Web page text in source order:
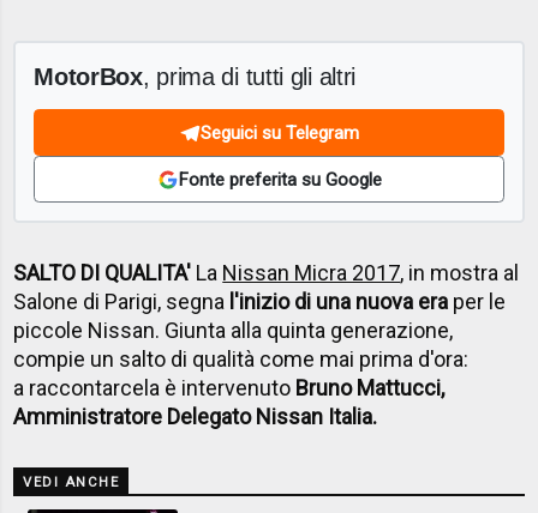
MotorBox, prima di tutti gli altri
Seguici su Telegram
Fonte preferita su Google
SALTO DI QUALITA' La Nissan Micra 2017, in mostra al
Salone di Parigi, segna l'inizio di una nuova era per le
piccole Nissan. Giunta alla quinta generazione,
compie un salto di qualità come mai prima d'ora:
a raccontarcela è intervenuto Bruno Mattucci,
Amministratore Delegato Nissan Italia.
VEDI ANCHE